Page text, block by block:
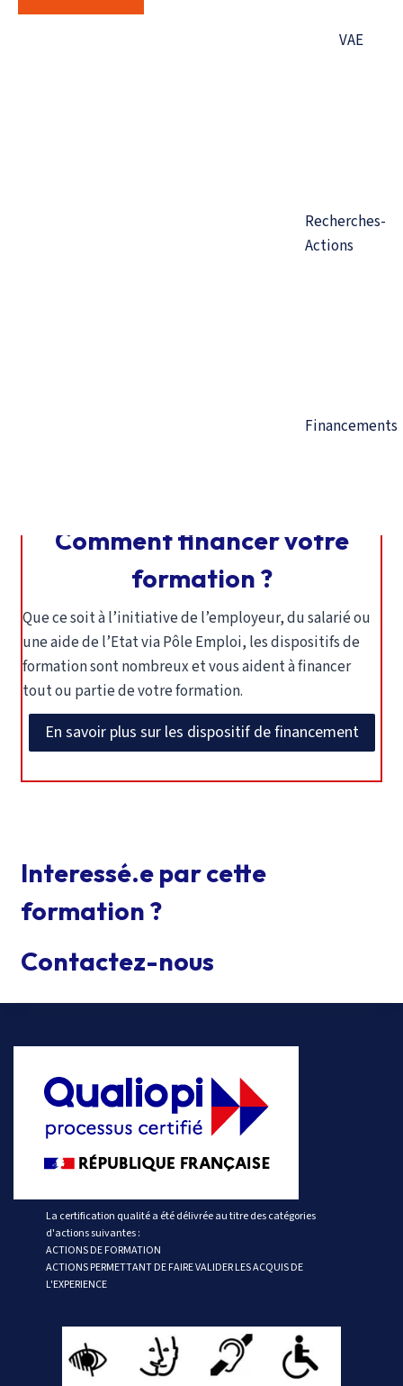
VAE
Recherches-
Actions
Financements
développement local
Concevoir des projets en
Comment financer votre
formation ?
Que ce soit à l’initiative de l’employeur, du salarié ou
une aide de l’Etat via Pôle Emploi, les dispositifs de
formation sont nombreux et vous aident à financer
tout ou partie de votre formation.
En savoir plus sur les dispositif de financement
Interessé.e par cette
formation ?
Contactez-nous
La certification qualité a été délivrée au titre des catégories
d'actions suivantes :
ACTIONS DE FORMATION
ACTIONS PERMETTANT DE FAIRE VALIDER LES ACQUIS DE
L'EXPERIENCE